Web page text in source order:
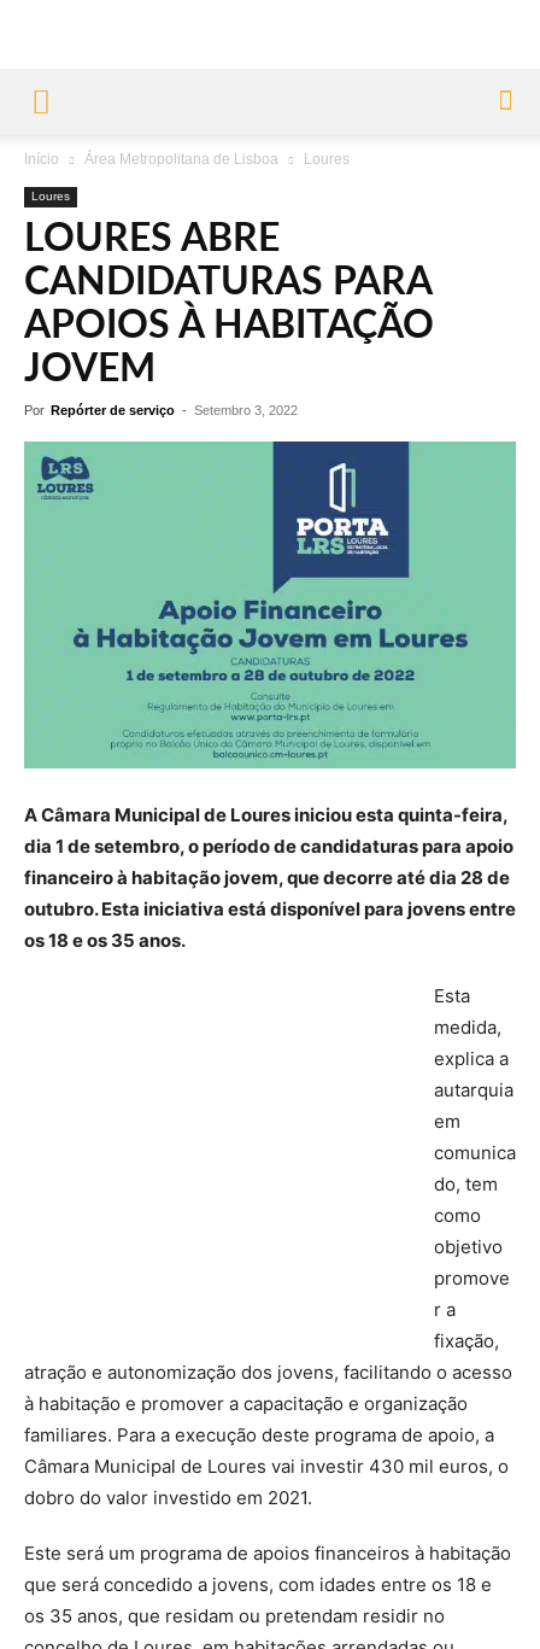
Início Área Metropolitana de Lisboa Loures
Loures
LOURES ABRE
CANDIDATURAS PARA
APOIOS À HABITAÇÃO
JOVEM
Por Repórter de serviço - Setembro 3, 2022
A Câmara Municipal de Loures iniciou esta quinta-feira,
dia 1 de setembro, o período de candidaturas para apoio
financeiro à habitação jovem, que decorre até dia 28 de
outubro. Esta iniciativa está disponível para jovens entre
os 18 e os 35 anos.
Esta
medida,
explica a
autarquia
em
comunica
do, tem
como
objetivo
promove
r a
fixação,
atração e autonomização dos jovens, facilitando o acesso
à habitação e promover a capacitação e organização
familiares. Para a execução deste programa de apoio, a
Câmara Municipal de Loures vai investir 430 mil euros, o
dobro do valor investido em 2021.
Este será um programa de apoios financeiros à habitação
que será concedido a jovens, com idades entre os 18 e
os 35 anos, que residam ou pretendam residir no